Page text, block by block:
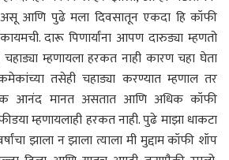
असू आणि पुढे मला दिवसातून एकदा हि कॉफी
दारू पिणार्यांना आपण दारुड्या म्हणतो
म्हणायला हरकत नाही कारण चहा घेता
तसेही चहाड्या करण्यात म्हणाल तर
आनंद मानत असतात आणि अधिक कॉफी
म्हणायलाही हरकत नाही. पुढे माझा धाकटा
झाला न झाला त्याला मी मुद्दाम कॉफी शॉप